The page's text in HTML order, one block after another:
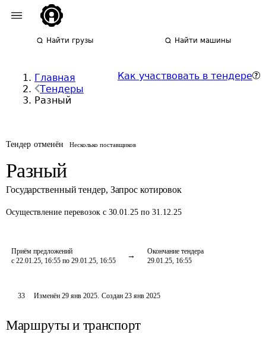
Найти грузы Найти машины
Главная
Тендеры
Разный
Как участвовать в тендере
Тендер отменён Несколько поставщиков
Разный
Государственный тендер, Запрос котировок
Осуществление перевозок с 30.01.25 по 31.12.25
Приём предложений
с 22.01.25, 16:55 по 29.01.25, 16:55
Окончание тендера
29.01.25, 16:55
33 Изменён29 янв 2025. Создан 23 янв 2025
Маршруты и транспорт